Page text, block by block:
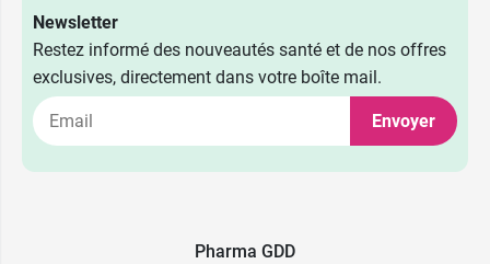
Newsletter
Restez informé des nouveautés santé et de nos offres
exclusives, directement dans votre boîte mail.
Envoyer
Pharma GDD